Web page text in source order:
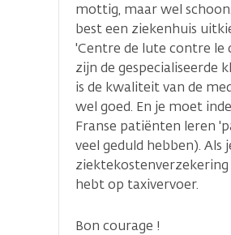
mottig, maar wel
best een ziekenhuis
'Centre de lute contre le
zijn de gespecialiseerde
is de kwaliteit van de
wel goed. En je moet
Franse patiënten leren
veel geduld hebben). Als
hebt op taxivervoer.
Bon courage !